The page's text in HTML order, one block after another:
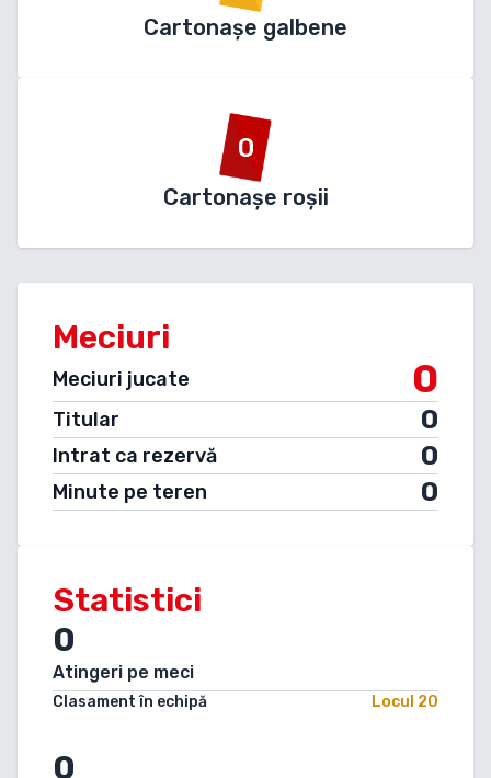
Cartonașe galbene
0
Cartonașe roșii
Meciuri
Meciuri jucate 0
Titular 0
Intrat ca rezervă 0
Minute pe teren 0
Statistici
0
Atingeri pe meci
Clasament în echipă Locul 20
0